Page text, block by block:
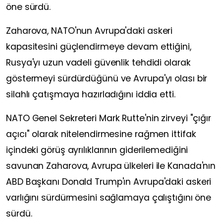
öne sürdü.
Zaharova, NATO'nun Avrupa'daki askeri
kapasitesini güçlendirmeye devam ettiğini,
Rusya'yı uzun vadeli güvenlik tehdidi olarak
göstermeyi sürdürdüğünü ve Avrupa'yı olası bir
silahlı çatışmaya hazırladığını iddia etti.
NATO Genel Sekreteri Mark Rutte'nin zirveyi "çığır
açıcı" olarak nitelendirmesine rağmen ittifak
içindeki görüş ayrılıklarının giderilemediğini
savunan Zaharova, Avrupa ülkeleri ile Kanada'nın
ABD Başkanı Donald Trump'ın Avrupa'daki askeri
varlığını sürdürmesini sağlamaya çalıştığını öne
sürdü.